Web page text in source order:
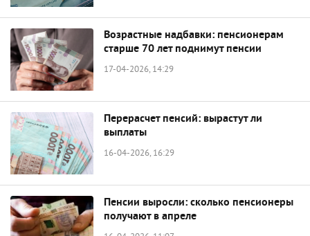
Возрастные надбавки: пенсионерам
старше 70 лет поднимут пенсии
17-04-2026, 14:29
Перерасчет пенсий: вырастут ли
выплаты
16-04-2026, 16:29
Пенсии выросли: сколько пенсионеры
получают в апреле